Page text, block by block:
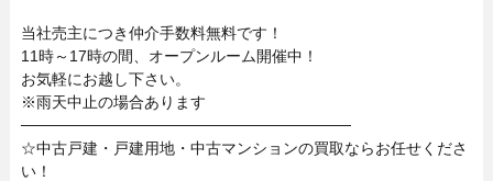
当社売主につき仲介手数料無料です！
11時～17時の間、オープンルーム開催中！
お気軽にお越し下さい。
※雨天中止の場合あります
──────────────────────────────
☆中古戸建・戸建用地・中古マンションの買取ならお任せくださ
い！